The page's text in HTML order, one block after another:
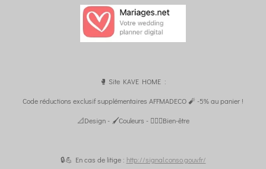
🥊 Site KAVE HOME :
Code réductions exclusif supplémentaires AFFMADECO 🧨 -5% au panier !
📐Design - 🖌️Couleurs - 🧘🏼‍♀️Bien-être
🔒💪 En cas de litige : http://signal.conso.gouv.fr/